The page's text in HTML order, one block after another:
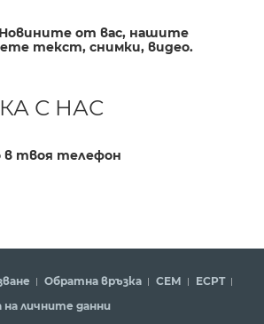
от вас, нашите
текст, снимки, видео.
С НАС
в твоя телефон
Обратна връзка СЕМ
ECPT
личните данни